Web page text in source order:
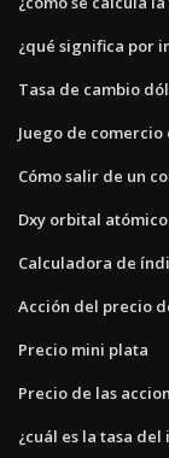
¿qué significa por
Tasa de cambio
Juego de comercio
Cómo salir de un
Dxy orbital atómico
Calculadora de
Acción del precio
Precio mini plata
Precio de las
¿cuál es la tasa del